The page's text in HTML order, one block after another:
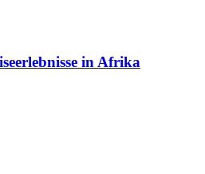
in Afrika